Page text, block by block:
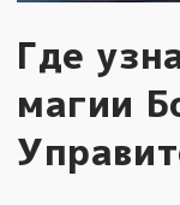
Где
магии